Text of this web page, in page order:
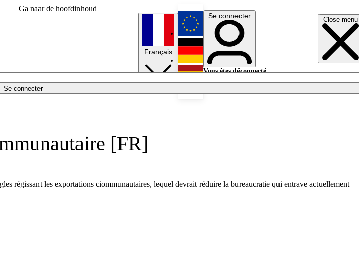
Ga naar de hoofdinhoud
Close menu
Se connecter
Français
English
Deutsch
Se connecter
Vous êtes déconnecté.
[FR]
régissant les exportations ciommunautaires, lequel devrait réduire la bureaucratie qui entrave actuellement